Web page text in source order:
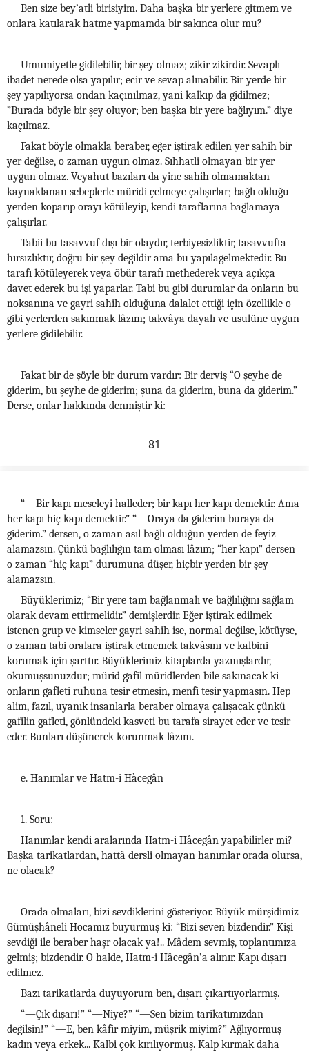
Ben size bey’atli birisiyim. Daha başka bir yerlere gitmem ve
onlara katılarak hatme yapmamda bir sakınca olur mu?
Umumiyetle gidilebilir, bir şey olmaz; zikir zikirdir. Sevaplı
ibadet nerede olsa yapılır; ecir ve sevap alınabilir. Bir yerde bir
şey yapılıyorsa ondan kaçınılmaz, yani kalkıp da gidilmez;
”Burada böyle bir şey oluyor; ben başka bir yere bağlıyım.” diye
kaçılmaz.
Fakat böyle olmakla beraber, eğer iştirak edilen yer sahih bir
yer değilse, o zaman uygun olmaz. Sıhhatli olmayan bir yer
uygun olmaz. Veyahut bazıları da yine sahih olmamaktan
kaynaklanan sebeplerle müridi çelmeye çalışırlar; bağlı olduğu
yerden koparıp orayı kötüleyip, kendi taraflarına bağlamaya
çalışırlar.
Tabii bu tasavvuf dışı bir olaydır, terbiyesizliktir, tasavvufta
hırsızlıktır, doğru bir şey değildir ama bu yapılagelmektedir. Bu
tarafı kötüleyerek veya öbür tarafı methederek veya açıkça
davet ederek bu işi yaparlar. Tabi bu gibi durumlar da onların bu
noksanına ve gayri sahih olduğuna dalalet ettiği için özellikle o
gibi yerlerden sakınmak lâzım; takvâya dayalı ve usulüne uygun
yerlere gidilebilir.
Fakat bir de şöyle bir durum vardır: Bir derviş “O şeyhe de
giderim, bu şeyhe de giderim; şuna da giderim, buna da giderim.”
Derse, onlar hakkında denmiştir ki:
81
“—Bir kapı meseleyi halleder; bir kapı her kapı demektir. Ama
her kapı hiç kapı demektir.” “—Oraya da giderim buraya da
giderim.” dersen, o zaman asıl bağlı olduğun yerden de feyiz
alamazsın. Çünkü bağlılığın tam olması lâzım; “her kapı” dersen
o zaman “hiç kapı” durumuna düşer, hiçbir yerden bir şey
alamazsın.
Büyüklerimiz; “Bir yere tam bağlanmalı ve bağlılığını sağlam
olarak devam ettirmelidir.” demişlerdir. Eğer iştirak edilmek
istenen grup ve kimseler gayri sahih ise, normal değilse, kötüyse,
o zaman tabi oralara iştirak etmemek takvâsını ve kalbini
korumak için şarttır. Büyüklerimiz kitaplarda yazmışlardır,
okumuşsunuzdur; mürid gafil müridlerden bile sakınacak ki
onların gafleti ruhuna tesir etmesin, menfi tesir yapmasın. Hep
alim, fazıl, uyanık insanlarla beraber olmaya çalışacak çünkü
gafilin gafleti, gönlündeki kasveti bu tarafa sirayet eder ve tesir
eder. Bunları düşünerek korunmak lâzım.
e. Hanımlar ve Hatm-i Hàcegân
1. Soru:
Hanımlar kendi aralarında Hatm-i Hâcegân yapabilirler mi?
Başka tarikatlardan, hattâ dersli olmayan hanımlar orada olursa,
ne olacak?
Orada olmaları, bizi sevdiklerini gösteriyor. Büyük mürşidimiz
Gümüşhâneli Hocamız buyurmuş ki: “Bizi seven bizdendir.” Kişi
sevdiği ile beraber haşr olacak ya!.. Mâdem sevmiş, toplantımıza
gelmiş; bizdendir. O halde, Hatm-i Hâcegân’a alınır. Kapı dışarı
edilmez.
Bazı tarikatlarda duyuyorum ben, dışarı çıkartıyorlarmış.
“—Çık dışarı!” “—Niye?” “—Sen bizim tarikatımızdan
değilsin!” “—E, ben kâfir miyim, müşrik miyim?” Ağlıyormuş
kadın veya erkek... Kalbi çok kırılıyormuş. Kalp kırmak daha